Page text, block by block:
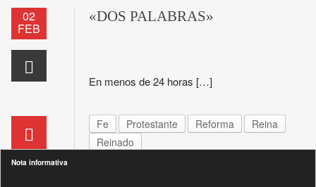
02
FEB
«DOS PALABRAS»
En menos de 24 horas […]
Fe Protestante Reforma
Reina
Reinado
Nota informativa